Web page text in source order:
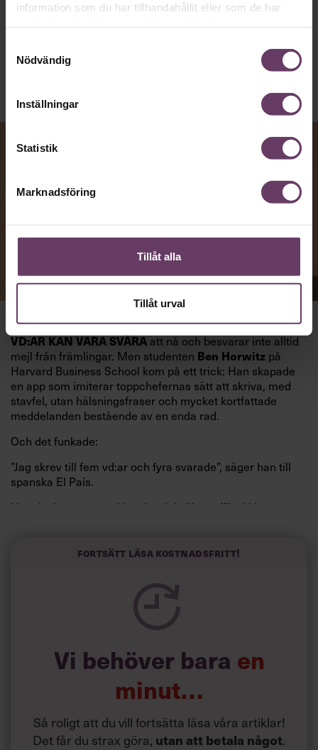
information som du har tillhandahållit eller som de har
Nödvändig
Inställningar
Statistik
Marknadsföring
Tillåt alla
Tillåt urval
Kommunikation
Text:Fredrik Kullberg
Appen Sinceerly imiterar vd:ars kortfattade språk.
VD:AR KAN VARA SVÅRAatt nå och besvarar inte alltid
mejl från främlingar. Men studenten Ben Horwitz på
Harvard Business School kom på ett trick: Han skapade
en app som imiterar toppchefernas sätt att skriva, med
stavfel, utan hälsningsfraser och mycket kortfattade
meddelanden bestående av en enda rad.
Och det funkade:
”Jag skrev till fem vd:ar och fyra svarade”, säger han till
spanska El País.
Horwitz har nu utvecklat sitt trick till en affärsidé: appen
kortfattat slarviga vd-stilen.
Fortsätt läsa kostnadsfritt!
Vi behöver bara en
minut…
Så roligt att du vill fortsätta läsa våra artiklar!
Det får du strax göra, utan att betala något.